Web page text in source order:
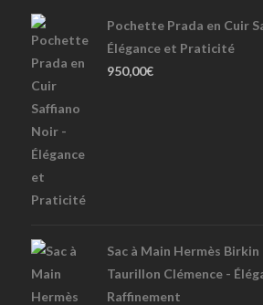
Pochette Prada en Cuir
Élégance et Praticité
950,00€
Sac à Main Hermès Birkin
Taurillon Clémence -
Raffinement